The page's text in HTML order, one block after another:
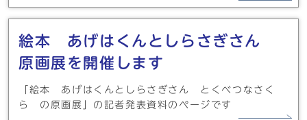
絵本 あげはくんとしらさぎさん
原画展を開催します
「絵本 あげはくんとしらさぎさん とくべつなさく
ら の原画展」の記者発表資料のページです